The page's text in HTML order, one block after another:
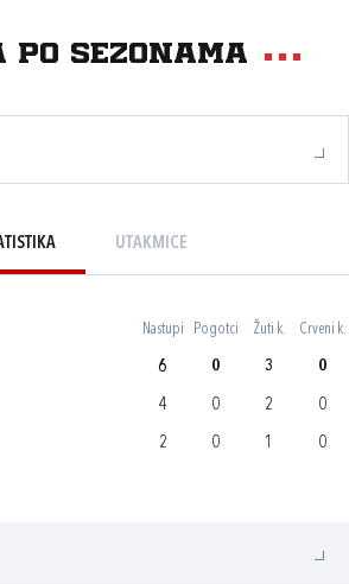
sezonama
UTAKMICE
Nastupi Pogotci Žuti k. Crveni k.
6 0 3 0
4 0 2 0
2 0 1 0